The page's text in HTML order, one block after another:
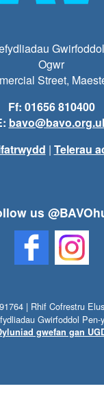
Ogwr
Street,
Ff: 01656 810400
| Telerau
us
| Rhif Cofrestru
Gwirfoddol Pen-
gwefan gan